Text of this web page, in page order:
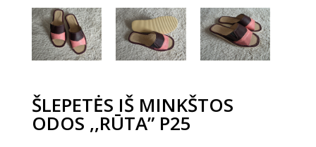
ŠLEPETĖS IŠ MINKŠTOS
ODOS ,,RŪTA” P25